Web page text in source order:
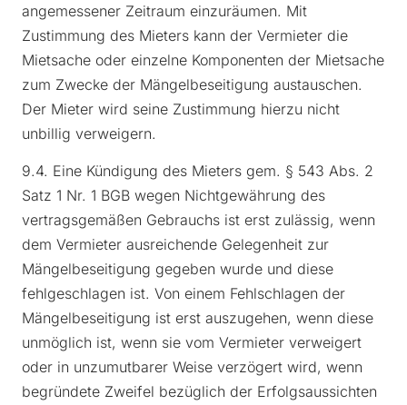
angemessener Zeitraum einzuräumen. Mit
Zustimmung des Mieters kann der Vermieter die
Mietsache oder einzelne Komponenten der Mietsache
zum Zwecke der Mängelbeseitigung austauschen.
Der Mieter wird seine Zustimmung hierzu nicht
unbillig verweigern.
9.4. Eine Kündigung des Mieters gem. § 543 Abs. 2
Satz 1 Nr. 1 BGB wegen Nichtgewährung des
vertragsgemäßen Gebrauchs ist erst zulässig, wenn
dem Vermieter ausreichende Gelegenheit zur
Mängelbeseitigung gegeben wurde und diese
fehlgeschlagen ist. Von einem Fehlschlagen der
Mängelbeseitigung ist erst auszugehen, wenn diese
unmöglich ist, wenn sie vom Vermieter verweigert
oder in unzumutbarer Weise verzögert wird, wenn
begründete Zweifel bezüglich der Erfolgsaussichten